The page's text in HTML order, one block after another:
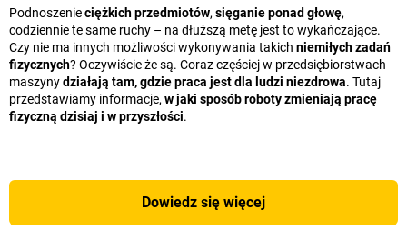
Podnoszenieciężkich przedmiotów, sięganie ponad głowę,
codziennie te same ruchy – na dłuższą metę jest to wykańczające.
Czy nie ma innych możliwości wykonywania takich niemiłych zadań
fizycznych? Oczywiście że są. Coraz częściej w przedsiębiorstwach
maszynydziałają tam, gdzie praca jest dla ludzi niezdrowa. Tutaj
przedstawiamy informacje, w jaki sposób roboty zmieniają pracę
fizyczną dzisiaj i w przyszłości.
Dowiedz się więcej